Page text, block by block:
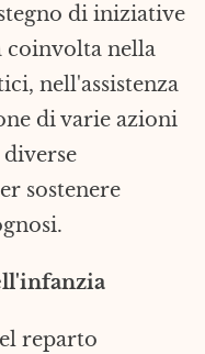
di iniziative
coinvolta nella
nell'assistenza
di varie azioni
sostenere
reparto